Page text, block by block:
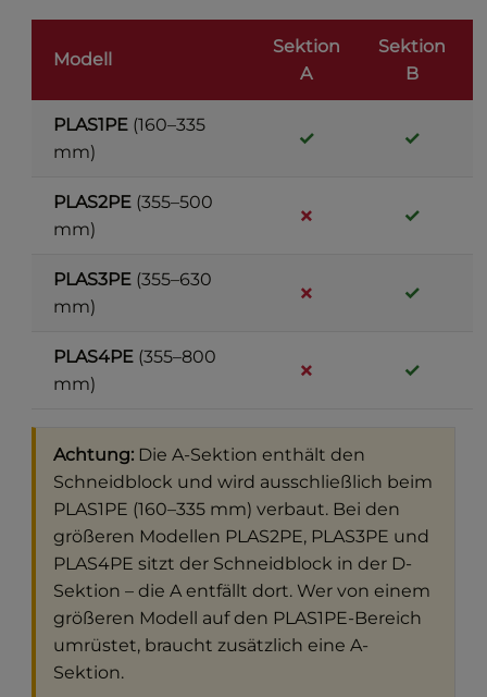
Modell
Sektion
A
Sektion
B
PLAS1PE (160–335
mm)
✓ ✓
PLAS2PE (355–500
mm)
✗ ✓
PLAS3PE (355–630
mm)
✗ ✓
PLAS4PE (355–800
mm)
✗ ✓
Achtung: Die A-Sektion enthält den
Schneidblock und wird ausschließlich beim
PLAS1PE (160–335 mm) verbaut. Bei den
größeren Modellen PLAS2PE, PLAS3PE und
PLAS4PE sitzt der Schneidblock in der D-
Sektion – die A entfällt dort. Wer von einem
größeren Modell auf den PLAS1PE-Bereich
umrüstet, braucht zusätzlich eine A-
Sektion.